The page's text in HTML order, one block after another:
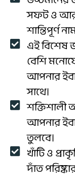
সফট ও
শান্তিপূর্ণ
এই বিশেষ
বেশি
আপনার
সাথে।
শক্তিশালী
আপনার
তুলবে।
খাঁটি ও
দাঁত